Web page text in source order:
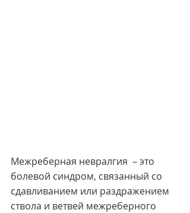
Межреберная невралгия  – это
болевой синдром, связанный со
сдавливанием или раздражением
ствола и ветвей межреберного